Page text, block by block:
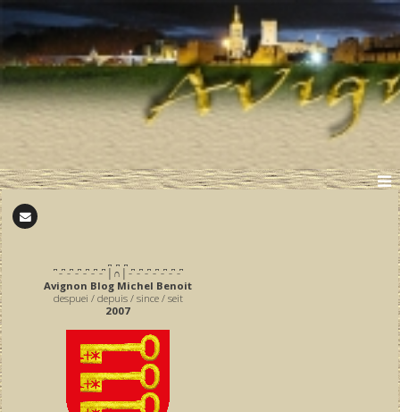
͆ ̵ ͆ ̵ ͆ ̵ ͆ ̵ ͆ ̵ ͆ ̵ ͆ │∩│ ̵ ͆ ̵ ͆ ̵ ͆ ̵ ͆ ̵ ͆ ̵ ͆ ̵ ͆
Avignon Blog Michel Benoit
despuei / depuis / since / seit
2007